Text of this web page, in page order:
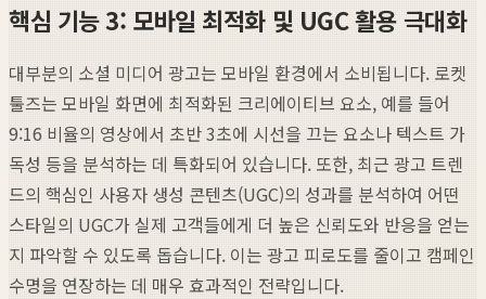
핵심 기능 3: 모바일 최적화 및 UGC 활용 극대화
대부분의 소셜 미디어 광고는 모바일 환경에서 소비됩니다. 로켓
툴즈는 모바일 화면에 최적화된 크리에이티브 요소, 예를 들어
9:16 비율의 영상에서 초반 3초에 시선을 끄는 요소나 텍스트 가
독성 등을 분석하는 데 특화되어 있습니다. 또한, 최근 광고 트렌
드의 핵심인 사용자 생성 콘텐츠(UGC)의 성과를 분석하여 어떤
스타일의 UGC가 실제 고객들에게 더 높은 신뢰도와 반응을 얻는
지 파악할 수 있도록 돕습니다. 이는 광고 피로도를 줄이고 캠페인
수명을 연장하는 데 매우 효과적인 전략입니다.